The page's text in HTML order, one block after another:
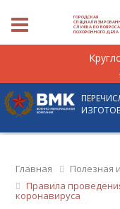
ГОРОДСКАЯ
СЛУЖБА ПО
ПОХОРОННОГО ДЕЛА
Главная Полезная
Правила
коронавируса